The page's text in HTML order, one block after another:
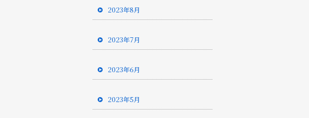
2023年8月
2023年7月
2023年6月
2023年5月